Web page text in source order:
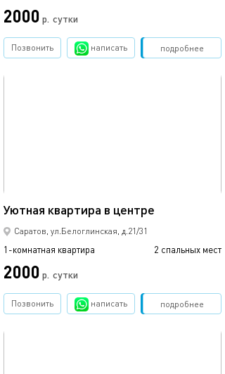
2000 р. сутки
подробнее
Позвонить написать Забронировать
Уютная квартира в центре
Саратов, ул.Белоглинская, д.21/31
1-комнатная квартира 2 спальных мест
2000 р. сутки
подробнее
Позвонить написать Забронировать